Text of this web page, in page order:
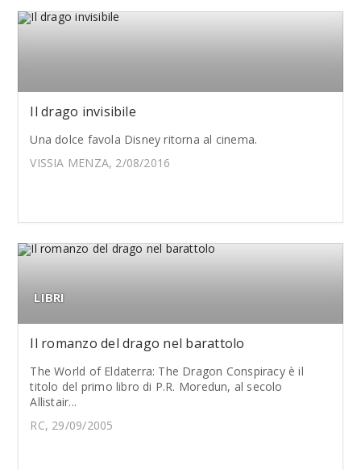
Il drago invisibile
Una dolce favola Disney ritorna al cinema.
VISSIA MENZA, 2/08/2016
LIBRI
Il romanzo del drago nel barattolo
The World of Eldaterra: The Dragon Conspiracy è il
titolo del primo libro di P.R. Moredun, al secolo
Allistair...
RC, 29/09/2005